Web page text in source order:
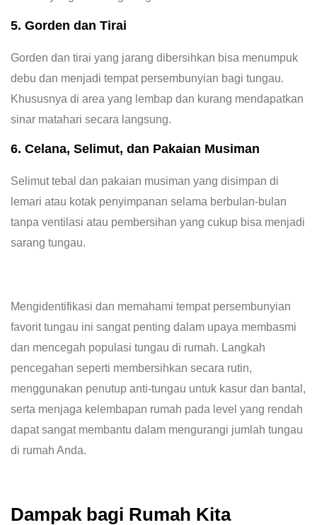
5. Gorden dan Tirai
Gorden dan tirai yang jarang dibersihkan bisa menumpuk
debu dan menjadi tempat persembunyian bagi tungau.
Khususnya di area yang lembap dan kurang mendapatkan
sinar matahari secara langsung.
6. Celana, Selimut, dan Pakaian Musiman
Selimut tebal dan pakaian musiman yang disimpan di
lemari atau kotak penyimpanan selama berbulan-bulan
tanpa ventilasi atau pembersihan yang cukup bisa menjadi
sarang tungau.
Mengidentifikasi dan memahami tempat persembunyian
favorit tungau ini sangat penting dalam upaya membasmi
dan mencegah populasi tungau di rumah. Langkah
pencegahan seperti membersihkan secara rutin,
menggunakan penutup anti-tungau untuk kasur dan bantal,
serta menjaga kelembapan rumah pada level yang rendah
dapat sangat membantu dalam mengurangi jumlah tungau
di rumah Anda.
Dampak bagi Rumah Kita